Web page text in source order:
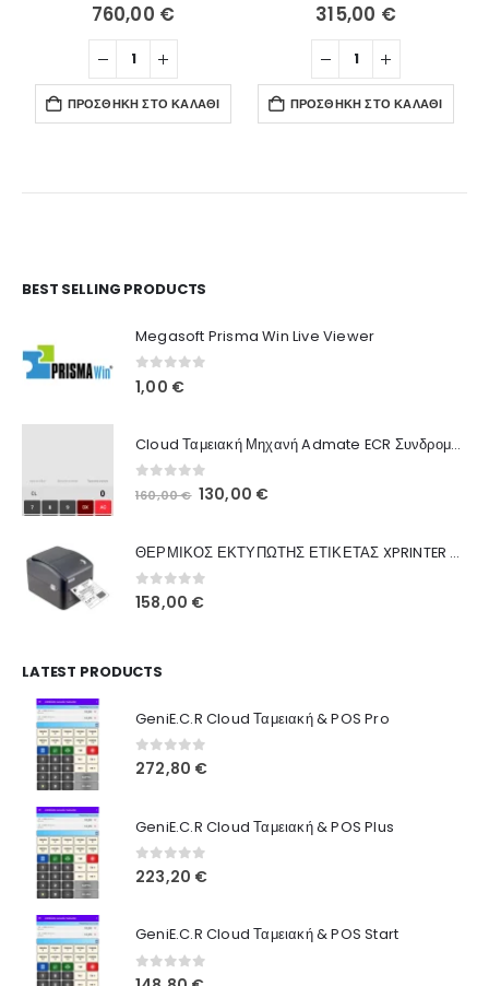
760,00 €
ΠΡΟΣΘΉΚΗ ΣΤΟ ΚΑΛΆΘΙ
315,00 €
ΠΡΟΣΘΉΚΗ ΣΤΟ ΚΑΛΆΘΙ
BEST SELLING PRODUCTS
Megasoft Prisma Win Live Viewer
0 out of 5
1,00 €
Cloud Ταμειακή Μηχανή Admate ECR Συνδρομή 12 μηνών
out of 5
160,00€ Original
160,00 €.
130,00 €Η
είναι:
ΘΕΡΜΙΚΟΣ ΕΚΤΥΠΩΤΗΣ ΕΤΙΚΕΤΑΣ XPRINTER XP-420B
0out of 5
158,00 €
LATEST PRODUCTS
GeniE.C.R Cloud Ταμειακή & POS Pro
0out of 5
272,80 €
GeniE.C.R Cloud Ταμειακή & POS Plus
0out of 5
223,20 €
GeniE.C.R Cloud Ταμειακή & POS Start
0out of 5
Ο Λογαριασμός μου
Στοιχεία λογαριασμού
Παραγγελίες
Πληροφορίες Καταστήματος
Ποιοι Είμαστε
Γιατί Εμάς
Blog
Όροι Χρήσης
Τρόποι Αγοράς
Τρόποι Πληρωμής
Τρόποι Αποστολής
Ασφάλεια Πληρωμών